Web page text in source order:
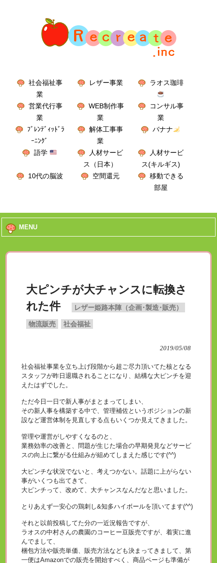
社会福祉事
業
レザー事業 ラオス珈琲
営業代行事
業
WEB制作事
業
コンサル事
業
ﾌﾞﾚﾝﾃﾞｨｯﾄﾞﾗ
ｰﾆﾝｸﾞ
解体工事事
業
バナナ
語学
人材サービ
ス（日本）
人材サービ
ス(キルギス)
10代の脳波
空間還元
移動できる
部屋
MENU
大ピンチが大チャンスに転換さ
れた件
レザー姫路本陣（企画･製造･販売）
物流販売 社会福祉
2019/05/08
社会福祉事業を立ち上げ段階から超ご尽力頂いてた核となる
スタッフが昨日退職されることになり、結構な大ピンチを迎
えたはずでした。
ただ今日一日で新人事がまとまってしまい、
その新人事を構築する中で、管理補佐というポジションの新
設など運営体制を見直しする点もいくつか見えてきました。
管理や運営がしやすくなるのと、
業務効率の改善と、問題が生じた場合の早期発見などサービ
スの向上に繋がる仕組みが組めてしまえた感じです(^^)
大ピンチな状況でないと、考えつかない。話題に上がらない
事がいくつも出てきて、
大ピンチって、改めて、大チャンスなんだなと思いました。
とりあえず一安心の鶏刺し&知多ハイボールを頂いてます(^^)
それと以前投稿してた分の一近況報告ですが、
ラオスの中村さんの農園のコーヒー豆販売ですが、着実に進
んでまして、
梱包方法や販売単価、販売方法なども決まってきまして、第
一便はAmazonでの販売を開始すべく、商品ページも準備が